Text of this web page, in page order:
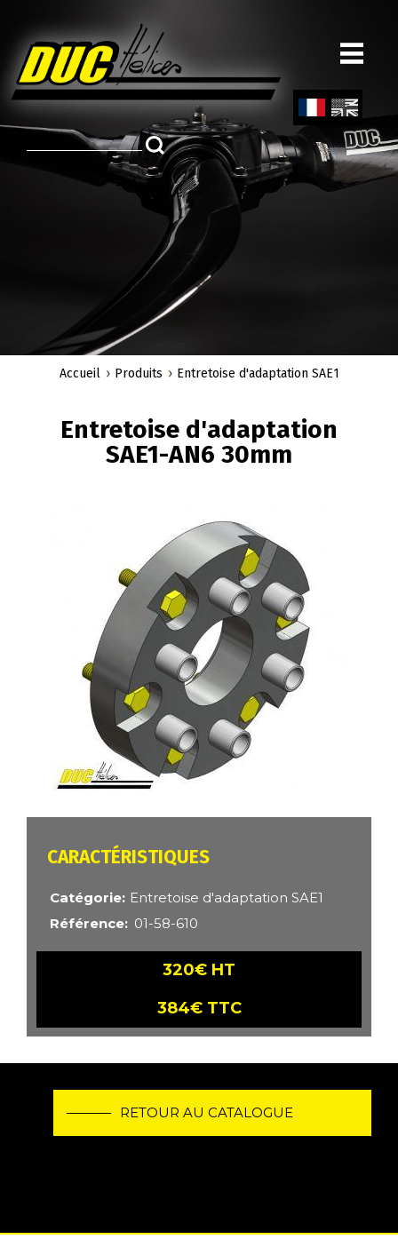
principal
ch
Engl
D'ARIANE
Accueil Produits Entretoise d'adaptation SAE1
Entretoise d'adaptation
SAE1-AN6 30mm
CARACTÉRISTIQUES
Catégorie Entretoise d'adaptation SAE1
Référence
01-58-610
320€ HT
384€ TTC
RETOUR AU CATALOGUE